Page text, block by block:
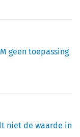
geen toepassing
niet de waarde in